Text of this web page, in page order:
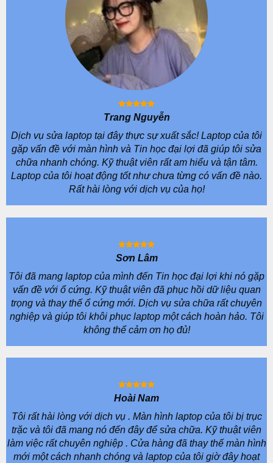
Trang Nguyễn
Dịch vụ sửa laptop tại đây thực sự xuất sắc! Laptop của tôi
gặp vấn đề với màn hình và Tin học đại lợi đã giúp tôi sửa
chữa nhanh chóng. Kỹ thuật viên rất am hiểu và tận tâm.
Laptop của tôi hoạt động tốt như chưa từng có vấn đề nào.
Rất hài lòng với dịch vụ của họ!
Sơn Lâm
Tôi đã mang laptop của mình đến Tin học đại lợi khi nó gặp
vấn đề với ổ cứng. Kỹ thuật viên đã phục hồi dữ liệu quan
trọng và thay thế ổ cứng mới. Dịch vụ sửa chữa rất chuyên
nghiệp và giúp tôi khôi phục laptop một cách hoàn hảo. Tôi
không thể cảm ơn họ đủ!
Hoài Nam
Tôi rất hài lòng với dịch vụ . Màn hình laptop của tôi bị trục
trặc và tôi đã mang nó đến đây để sửa chữa. Kỹ thuật viên
làm việc rất chuyên nghiệp . Cửa hàng đã thay thế màn hình
mới một cách nhanh chóng và laptop của tôi giờ đây hoạt